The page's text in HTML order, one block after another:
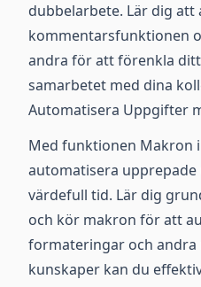
dubbelarbete. Lär dig att
kommentarsfunktionen
andra för att förenkla
samarbetet med dina
Automatisera Uppgifter
Med funktionen Makron
automatisera
värdefull tid. Lär dig
och kör makron för att
formateringar och
kunskaper kan du